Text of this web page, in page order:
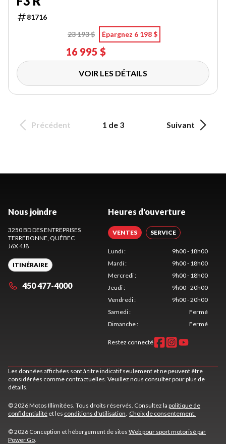
81716
23 193 $
Épargnez 6 198 $
16 995 $
VOIR LES DÉTAILS
Précédent 1 de 3 Suivant
Nous joindre
3250 BD DES ENTREPRISES
TERREBONNE , QUÉBEC
J6X 4J8
ITINÉRAIRE
450 477-4000
Heures d'ouverture
VENTES SERVICE
Lundi:
9h00 - 18h00
Mardi:
9h00 - 18h00
Mercredi:
9h00 - 18h00
Jeudi:
9h00 - 20h00
Vendredi:
9h00 - 20h00
Samedi:
Fermé
Dimanche: Fermé
Restez connecté
Les données affichées sont à titre indicatif seulement et ne peuvent être
considérées comme contractuelles. Veuillez nous consulter pour plus de
détails.
© 2026 Motos Illimitées. Tous droits réservés. Consultez la politique de
confidentialité et les conditions d'utilisation Choix de consentement.
© 2026 Conception et hébergement de sites Web pour sport motorisé par
Power Go